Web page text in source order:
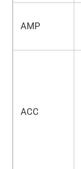
AMP
ACC